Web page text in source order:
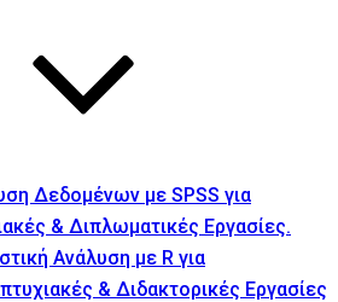
Δεδομένων με SPSS για
& Διπλωματικές Εργασίες.
Ανάλυση με R για
& Διδακτορικές Εργασίες